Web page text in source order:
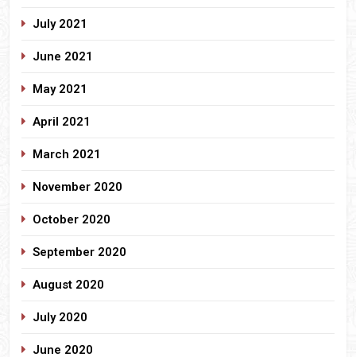
July 2021
June 2021
May 2021
April 2021
March 2021
November 2020
October 2020
September 2020
August 2020
July 2020
June 2020